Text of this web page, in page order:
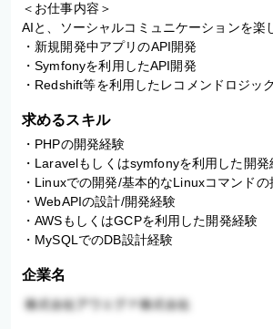
＜お仕事内容＞
AIと、ソーシャルコミュニケーションを楽
・新規開発中アプリのAPI開発
・Symfonyを利用したAPI開発
・Redshift等を利用したレコメンドロジッ
求めるスキル
・PHPの開発経験
・Laravelもしくはsymfonyを利用した開発
・Linuxでの開発/基本的なLinuxコマンドの
・WebAPIの設計/開発経験
・AWSもしくはGCPを利用した開発経験
・MySQLでのDB設計経験
企業名